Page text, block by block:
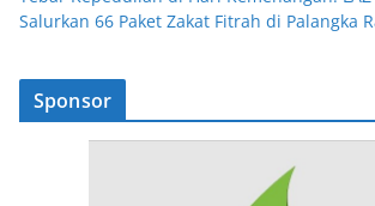
Salurkan 66 Paket Zakat Fitrah di Palangka
Sponsor